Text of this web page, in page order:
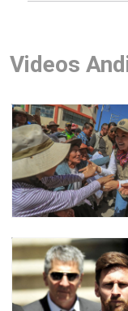
Videos